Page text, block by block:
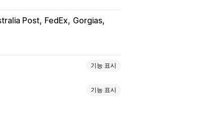
Post FedEx Gorgias
기능 표시
기능 표시